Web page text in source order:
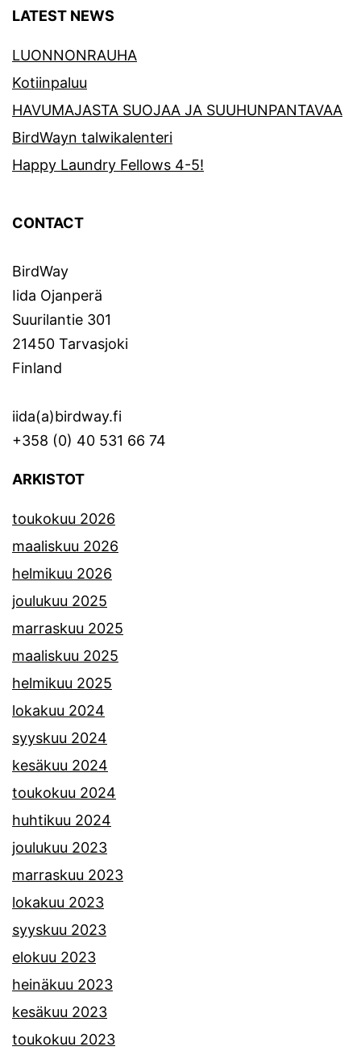
LATEST NEWS
LUONNONRAUHA
Kotiinpaluu
HAVUMAJASTA SUOJAA JA SUUHUNPANTAVAA
BirdWayn talwikalenteri
Happy Laundry Fellows 4-5!
CONTACT
BirdWay
Iida Ojanperä
Suurilantie 301
21450 Tarvasjoki
Finland
iida(a)birdway.fi
+358 (0) 40 531 66 74
ARKISTOT
toukokuu 2026
maaliskuu 2026
helmikuu 2026
joulukuu 2025
marraskuu 2025
maaliskuu 2025
helmikuu 2025
lokakuu 2024
syyskuu 2024
kesäkuu 2024
toukokuu 2024
huhtikuu 2024
joulukuu 2023
marraskuu 2023
lokakuu 2023
syyskuu 2023
elokuu 2023
heinäkuu 2023
kesäkuu 2023
toukokuu 2023